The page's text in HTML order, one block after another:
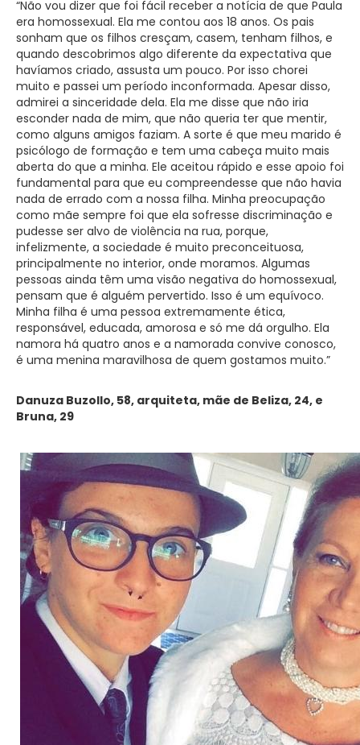
“Não vou dizer que foi fácil receber a notícia de que Paula
era homossexual. Ela me contou aos 18 anos. Os pais
sonham que os filhos cresçam, casem, tenham filhos, e
quando descobrimos algo diferente da expectativa que
havíamos criado, assusta um pouco. Por isso chorei
muito e passei um período inconformada. Apesar disso,
admirei a sinceridade dela. Ela me disse que não iria
esconder nada de mim, que não queria ter que mentir,
como alguns amigos faziam. A sorte é que meu marido é
psicólogo de formação e tem uma cabeça muito mais
aberta do que a minha. Ele aceitou rápido e esse apoio foi
fundamental para que eu compreendesse que não havia
nada de errado com a nossa filha. Minha preocupação
como mãe sempre foi que ela sofresse discriminação e
pudesse ser alvo de violência na rua, porque,
infelizmente, a sociedade é muito preconceituosa,
principalmente no interior, onde moramos. Algumas
pessoas ainda têm uma visão negativa do homossexual,
pensam que é alguém pervertido. Isso é um equívoco.
Minha filha é uma pessoa extremamente ética,
responsável, educada, amorosa e só me dá orgulho. Ela
namora há quatro anos e a namorada convive conosco,
é uma menina maravilhosa de quem gostamos muito.”
Danuza Buzollo, 58, arquiteta, mãe de Beliza, 24, e
Bruna, 29